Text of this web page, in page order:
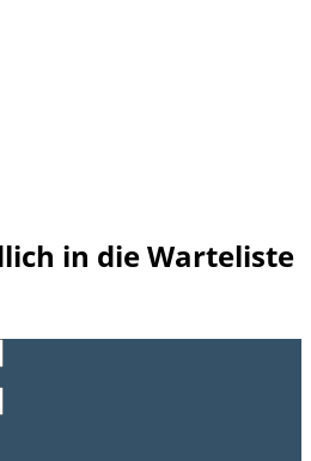
in die Warteliste